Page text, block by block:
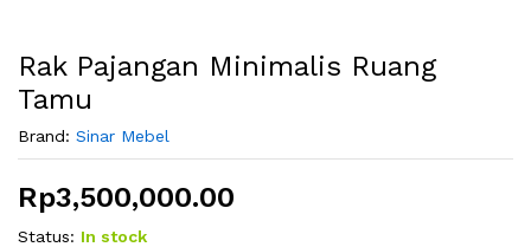
Rak Pajangan Minimalis Ruang
Tamu
Brand: Sinar Mebel
Rp3,500,000.00
Status: In stock